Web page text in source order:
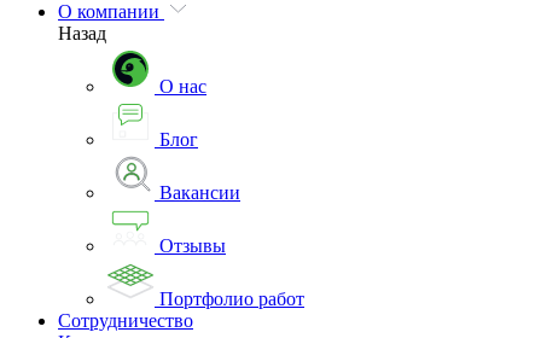
О компании
Назад
О нас
Блог
Вакансии
Отзывы
Портфолио работ
Сотрудничество